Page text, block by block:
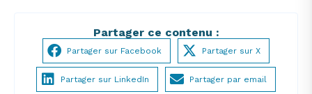
Partager ce contenu :
Partager sur Facebook Partager sur X
Partager sur LinkedIn Partager par email